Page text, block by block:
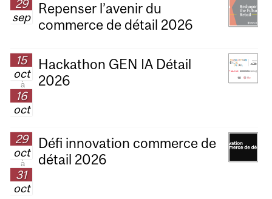
29
sep
Repenser l’avenir du
commerce de détail 2026
15
oct
à
16
oct
Hackathon GEN IA Détail
2026
29
oct
à
31
oct
Défi innovation commerce de
détail 2026